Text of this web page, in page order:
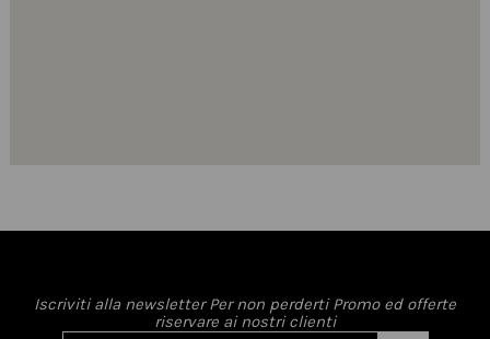
Iscriviti alla newsletter Per non perderti Promo ed offerte
riservare ai nostri clienti